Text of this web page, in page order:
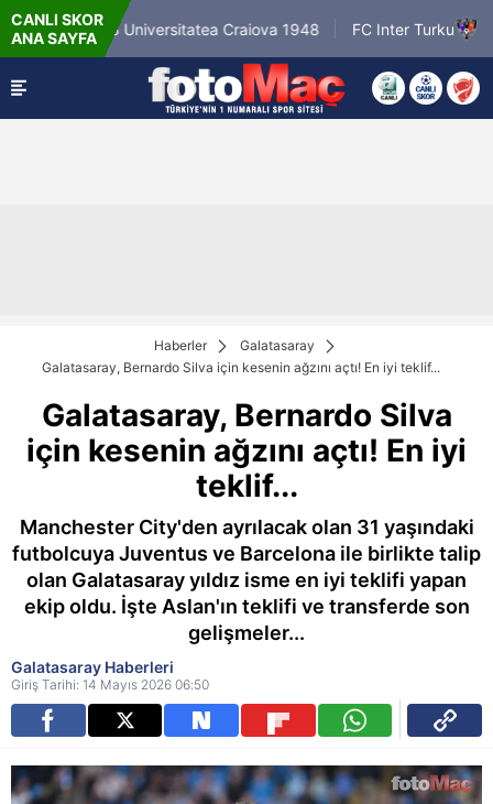
CANLI SKOR
ANA SAYFA
Universitatea Craiova 1948 FC Inter Turku
6.8.2026 - Per
18:00
Haberler
Galatasaray
Galatasaray, Bernardo Silva için kesenin ağzını açtı! En iyi teklif...
Galatasaray, Bernardo Silva
için kesenin ağzını açtı! En iyi
teklif...
Manchester City'den ayrılacak olan 31 yaşındaki
futbolcuya Juventus ve Barcelona ile birlikte talip
olan Galatasaray yıldız isme en iyi teklifi yapan
ekip oldu. İşte Aslan'ın teklifi ve transferde son
gelişmeler...
Galatasaray Haberleri
Giriş Tarihi: 14 Mayıs 2026 06:50